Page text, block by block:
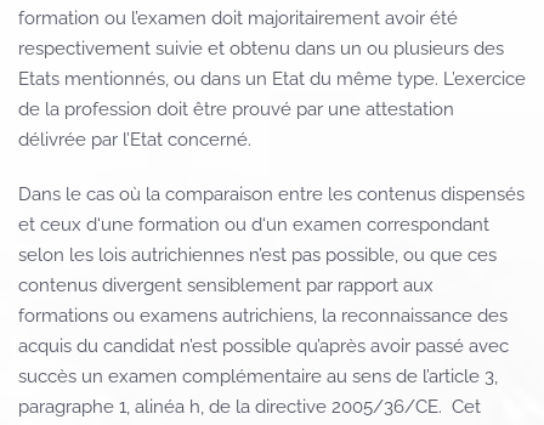
formation ou l’examen doit majoritairement avoir été
respectivement suivie et obtenu dans un ou plusieurs des
Etats mentionnés, ou dans un Etat du même type. L’exercice
de la profession doit être prouvé par une attestation
délivrée par l’Etat concerné.
Dans le cas où la comparaison entre les contenus dispensés
et ceux d‘une formation ou d‘un examen correspondant
selon les lois autrichiennes n’est pas possible, ou que ces
contenus divergent sensiblement par rapport aux
formations ou examens autrichiens, la reconnaissance des
acquis du candidat n’est possible qu’après avoir passé avec
succès un examen complémentaire au sens de l’article 3,
paragraphe 1, alinéa h, de la directive 2005/36/CE. Cet